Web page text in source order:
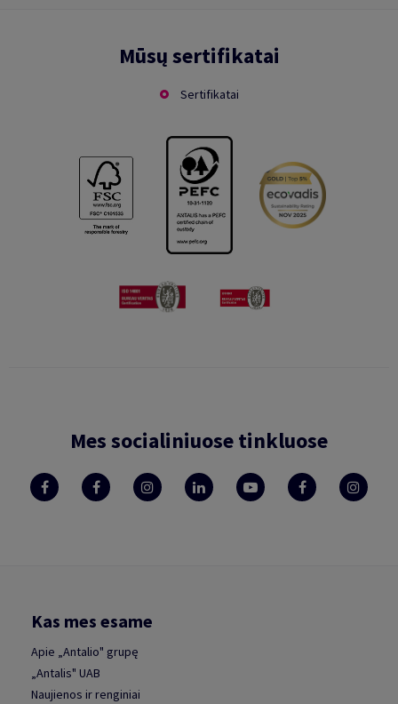
Mūsų sertifikatai
Sertifikatai
Mes socialiniuose tinkluose
Kas mes esame
Apie „Antalio" grupę
„Antalis" UAB
Naujienos ir renginiai